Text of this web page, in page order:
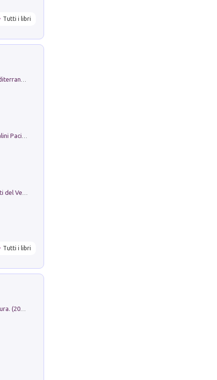
Tutti i libri
Il Filo Della Pace. Storia di Ezio Bartalini Pacifista
Tutti i libri